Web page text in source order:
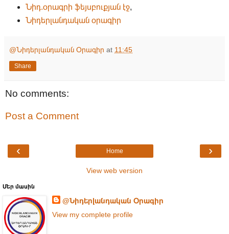
Նիդ.օրագրի ֆեյսբուքյան էջ,
Նիդերլանդական օրագիր
@Նիդերլանդական Օրագիր at 11:45
Share
No comments:
Post a Comment
‹ ›
Home
View web version
Մեր մասին
@Նիդերլանդական Օրագիր
View my complete profile